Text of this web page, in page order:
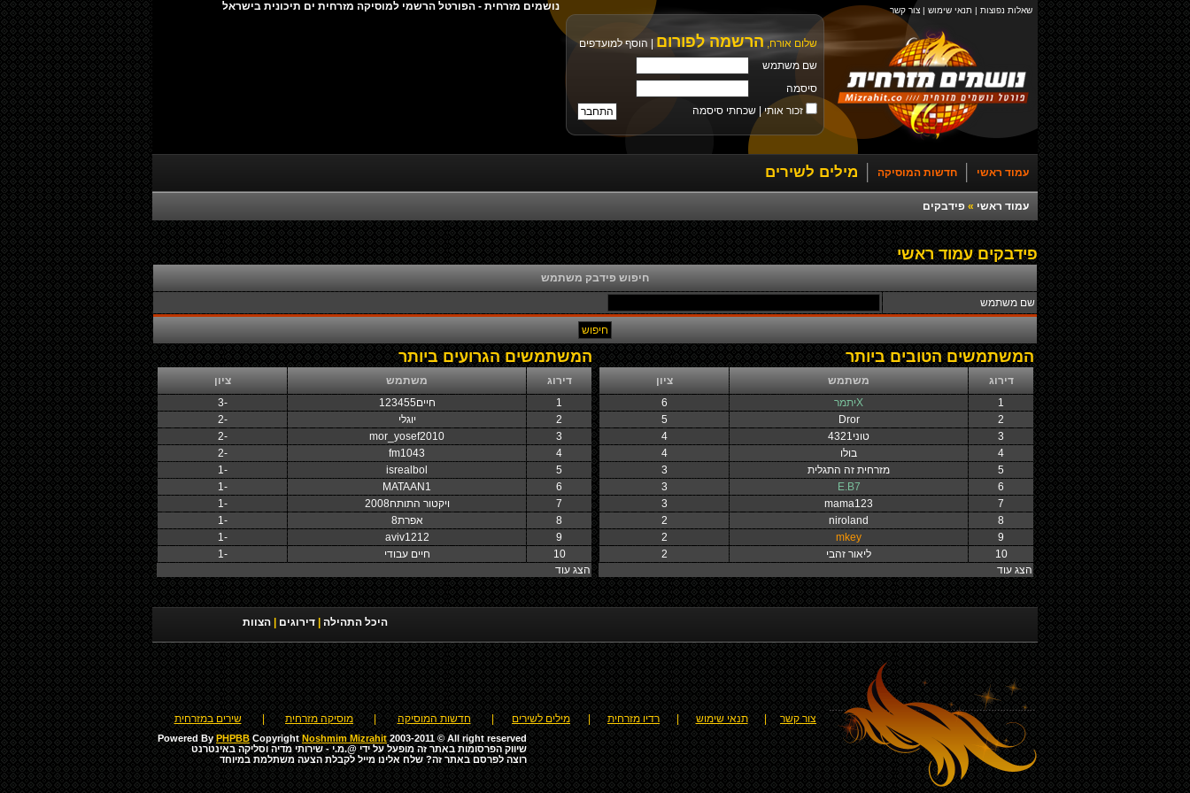
שאלות נפוצות | תנאי שימוש | צור קשר
שלום אורח, הרשמה לפורום
הוסף למועדפים
שם משתמש
סיסמה
זכור אותי |שכחתי סיסמה
נושמים מזרחית - הפורטל הרשמי למוסיקה מזרחית ים תיכונית בישראל
עמוד ראשי חדשות המוסיקה מילים לשירים
עמוד ראשי » פידבקים
פידבקים עמוד ראשי
חיפוש פידבק משתמש
שם משתמש
המשתמשים הטובים ביותר
דירוג משתמש
ציון
1
Xיתמר
6
2
Dror
5
3
טוני4321
4
4
בולו
4
5
מזרחית זה התגלית
3
6
E.B7
3
7
mama123
3
8
niroland
2
9
mkey
2
10
ליאור זהבי
2
הצג עוד
המשתמשים הגרועים ביותר
דירוג משתמש
ציון
1
חיים123455
-3
2
יוגלי
-2
3
mor_yosef2010
-2
4
fm1043
-2
5
isrealbol
-1
6
MATAAN1
-1
7
ויקטור התותח2008
-1
8
אפרת8
-1
9
aviv1212
-1
10
חיים עבודי
-1
הצג עוד
היכל התהילה דירוגים הצוות
צור קשר תנאי שימוש רדיו מזרחית מילים לשירים חדשות המוסיקה מוסיקה מזרחית שירים במזרחית
Powered By PHPBB Copyright Noshmim Mizrahit 2003-2011 © All right reserved
שיווק הפרסומות באתר זה מופעל על ידי @.מ.י - שירותי מדיה וסליקה באינטרנט
רוצה לפרסם באתר זה? שלח אלינו מייל לקבלת הצעה משתלמת במיוחד